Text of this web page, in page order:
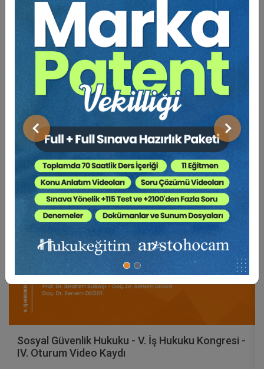
Önceki Sonraki
BENZER VIDEO EĞITIMLER
Video Eğitim Abonesi Ol: Sadece 5490 TL / Yıllık
Tüketici Hukuku Enstitüsü
Sosyal Güvenlik Hukuku - V. İş Hukuku Kongresi -
IV. Oturum Video Kaydı